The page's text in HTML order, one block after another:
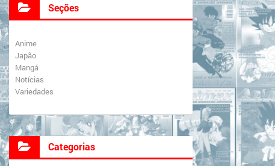
Seções
Anime
Japão
Mangá
Notícias
Variedades
Categorias